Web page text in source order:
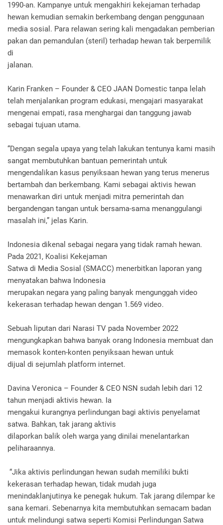
1990-an. Kampanye untuk mengakhiri kekejaman terhadap
hewan kemudian semakin berkembang dengan penggunaan
media sosial. Para relawan sering kali mengadakan pemberian
pakan dan pemandulan (steril) terhadap hewan tak berpemilik
di
jalanan.
Karin Franken – Founder & CEO JAAN Domestic tanpa lelah
telah menjalankan program edukasi, mengajari masyarakat
mengenai empati, rasa menghargai dan tanggung jawab
sebagai tujuan utama.
“Dengan segala upaya yang telah lakukan tentunya kami masih
sangat membutuhkan bantuan pemerintah untuk
mengendalikan kasus penyiksaan hewan yang terus menerus
bertambah dan berkembang. Kami sebagai aktivis hewan
menawarkan diri untuk menjadi mitra pemerintah dan
bergandengan tangan untuk bersama-sama menanggulangi
masalah ini,” jelas Karin.
Indonesia dikenal sebagai negara yang tidak ramah hewan.
Pada 2021, Koalisi Kekejaman
Satwa di Media Sosial (SMACC) menerbitkan laporan yang
menyatakan bahwa Indonesia
merupakan negara yang paling banyak mengunggah video
kekerasan terhadap hewan dengan 1.569 video.
Sebuah liputan dari Narasi TV pada November 2022
mengungkapkan bahwa banyak orang Indonesia membuat dan
memasok konten-konten penyiksaan hewan untuk
dijual di sejumlah platform internet.
Davina Veronica – Founder & CEO NSN sudah lebih dari 12
tahun menjadi aktivis hewan. Ia
mengakui kurangnya perlindungan bagi aktivis penyelamat
satwa. Bahkan, tak jarang aktivis
dilaporkan balik oleh warga yang dinilai menelantarkan
peliharaannya.
“Jika aktivis perlindungan hewan sudah memiliki bukti
kekerasan terhadap hewan, tidak mudah juga
menindaklanjutinya ke penegak hukum. Tak jarang dilempar ke
sana kemari. Sebenarnya kita membutuhkan semacam badan
untuk melindungi satwa seperti Komisi Perlindungan Satwa